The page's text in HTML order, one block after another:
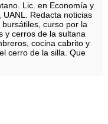
Lic. en Economía y
Redacta noticias
curso por la
y cerros de la sultana
cocina cabrito y
cerro de la silla. Que